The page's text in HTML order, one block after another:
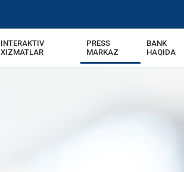
INTERAKTIV
XIZMATLAR
PRESS
MARKAZ
BANK
HAQIDA